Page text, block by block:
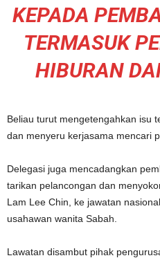
KEPADA
TERMASUK
HIBURAN
Beliau turut mengetengahkan isu
dan menyeru kerjasama mencari
Delegasi juga mencadangkan
tarikan pelancongan dan
Lam Lee Chin, ke jawatan
usahawan wanita Sabah.
Lawatan disambut pihak